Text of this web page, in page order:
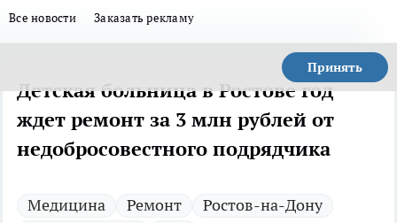
Все новости Заказать рекламу
Принять
Детская больница в Ростове год
ждет ремонт за 3 млн рублей от
недобросовестного подрядчика
Медицина Ремонт
Ростов-на-Дону